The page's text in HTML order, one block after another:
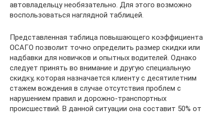
автовладельцу необязательно. Для этого возможно
воспользоваться наглядной таблицей.
Представленная таблица повышающего коэффициента
ОСАГО позволит точно определить размер скидки или
надбавки для новичков и опытных водителей. Однако
следует принять во внимание и другую специальную
скидку, которая назначается клиенту с десятилетним
стажем вождения в случае отсутствия проблем с
нарушением правил и дорожно-транспортных
происшествий. В данной ситуации она составит 50% от